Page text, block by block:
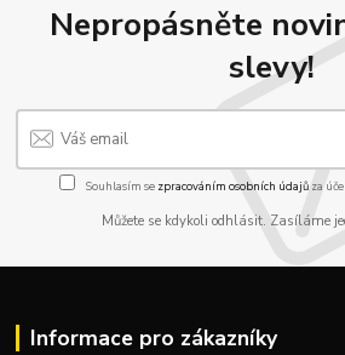
Nepropásněte
slevy!
Souhlasím se zpracováním osobních údajůza
Můžete se kdykoli odhlásit. Zasíláme
Informace pro zákazníky